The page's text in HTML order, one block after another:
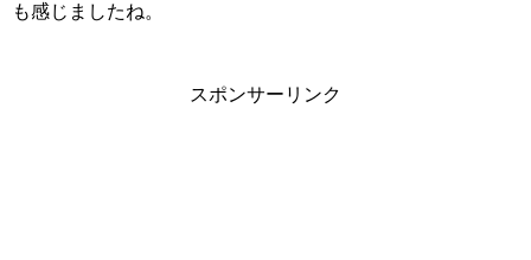
も感じましたね。
スポンサーリンク